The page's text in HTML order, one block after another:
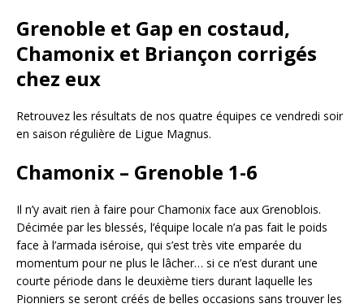
Grenoble et Gap en costaud,
Chamonix et Briançon corrigés
chez eux
Retrouvez les résultats de nos quatre équipes ce vendredi soir
en saison régulière de Ligue Magnus.
Chamonix – Grenoble 1-6
Il n’y avait rien à faire pour Chamonix face aux Grenoblois.
Décimée par les blessés, l’équipe locale n’a pas fait le poids
face à l’armada iséroise, qui s’est très vite emparée du
momentum pour ne plus le lâcher… si ce n’est durant une
courte période dans le deuxième tiers durant laquelle les
Pionniers se seront créés de belles occasions sans trouver les